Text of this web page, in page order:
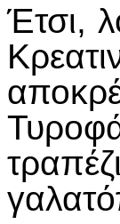
Έτσι,